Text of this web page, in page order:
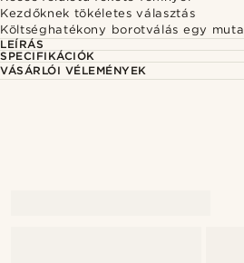
Kezdőknek tökéletes választás
Költséghatékony borotválás egy
LEÍRÁS
SPECIFIKÁCIÓK
VÁSÁRLÓI VÉLEMÉNYEK